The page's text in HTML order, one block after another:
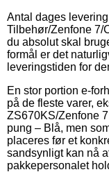
Antal dages
Tilbehør/Zenfone 7/
du absolut skal
formål er det
leveringstiden for
En stor portion e-
på de fleste varer,
ZS670KS/Zenfone
pung – Blå, men
placeres før et
sandsynligt kan nå
pakkepersonalet